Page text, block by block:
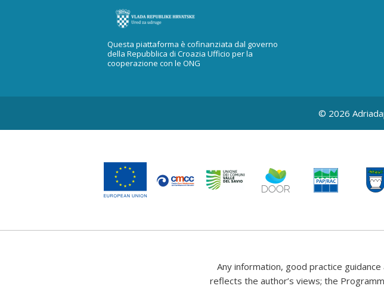
Questa piattaforma è cofinanziata dal governo
della Repubblica di Croazia Ufficio per la
cooperazione con le ONG
© 2026
Any information, good practice
reflects the author’s views; the